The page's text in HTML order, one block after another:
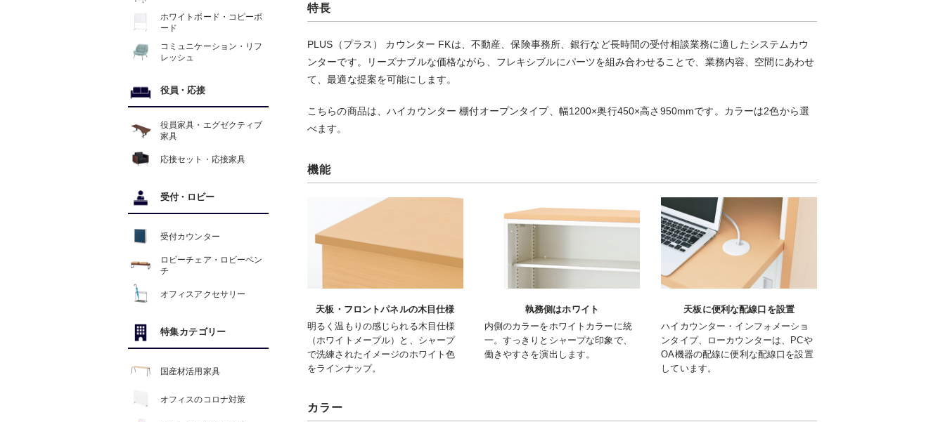
特長
PLUS（プラス） カウンター FKは、不動産、保険事務所、銀行など長時間の受付相談業務に適したシステムカウ
ンターです。リーズナブルな価格ながら、フレキシブルにパーツを組み合わせることで、業務内容、空間にあわせ
て、最適な提案を可能にします。
こちらの商品は、ハイカウンター 棚付オープンタイプ、幅1200×奥行450×高さ950mmです。カラーは2色から選
べます。
機能
天板・フロントパネルの木目仕様
明るく温もりの感じられる木目仕様
（ホワイトメープル）と、シャープ
で洗練されたイメージのホワイト色
をラインナップ。
執務側はホワイト
内側のカラーをホワイトカラーに統
一。すっきりとシャープな印象で、
働きやすさを演出します。
天板に便利な配線口を設置
ハイカウンター・インフォメーショ
ンタイプ、ローカウンターは、PCや
OA機器の配線に便利な配線口を設置
しています。
カラー
ホワイトボード・コピーボ
ード
コミュニケーション・リフ
レッシュ
役員 ・応接
役員家具・エグゼクティブ
家具
応接セット・応接家具
受付・ ロビー
受付カウンター
ロビーチェア・ロビーベン
チ
オフィスアクセサリー
特集カテゴリー
国産材活用家具
オフィスのコロナ対策